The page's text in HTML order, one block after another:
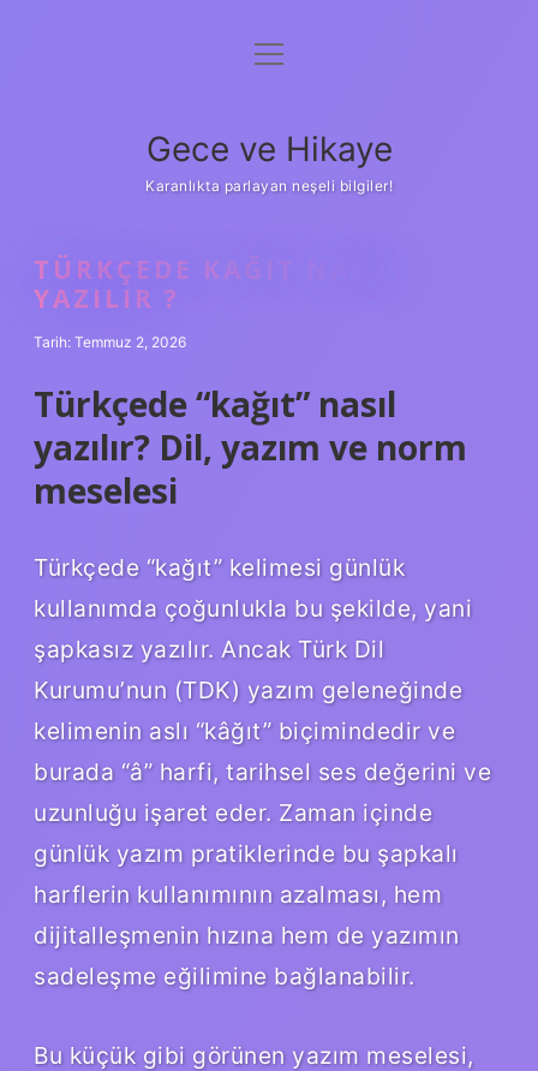
Anasayfa
Yasal Uyarı
menüyü
Gece ve Hikaye
Karanlıkta parlayan neşeli bilgiler!
TÜRKÇEDE KAĞIT NASIL
YAZILIR ?
Tarih: Temmuz 2, 2026
Türkçede “kağıt” nasıl
yazılır? Dil, yazım ve norm
meselesi
Türkçede “kağıt” kelimesi günlük
kullanımda çoğunlukla bu şekilde, yani
şapkasız yazılır. Ancak Türk Dil
Kurumu’nun (TDK) yazım geleneğinde
kelimenin aslı “kâğıt” biçimindedir ve
burada “â” harfi, tarihsel ses değerini ve
uzunluğu işaret eder. Zaman içinde
günlük yazım pratiklerinde bu şapkalı
harflerin kullanımının azalması, hem
dijitalleşmenin hızına hem de yazımın
sadeleşme eğilimine bağlanabilir.
Bu küçük gibi görünen yazım meselesi,